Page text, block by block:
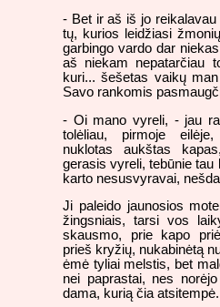
- Bet ir aš iš jo
tų, kurios leidžiasi
garbingo vardo dar
aš niekam nepatarčiau
kuri... šešetas vaikų
Savo rankomis
- Oi mano vyreli, - jau
tolėliau, pirmoje
nuklotas aukštas
gerasis vyreli, tebūnie tau
karto nesusvyravai,
Ji paleido jaunosios
žingsniais, tarsi vos
skausmo, prie kapo
prieš kryžių, nukabinėtą
ėmė tyliai melstis, bet
nei paprastai, nes
dama, kurią čia atsitempė.